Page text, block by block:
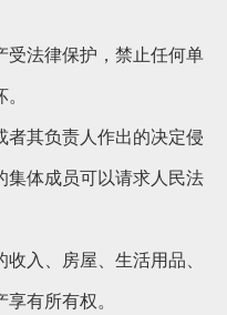
法律保护，禁止任何单
其负责人作出的决定侵
体成员可以请求人民法
、房屋、生活用品、
有所有权。